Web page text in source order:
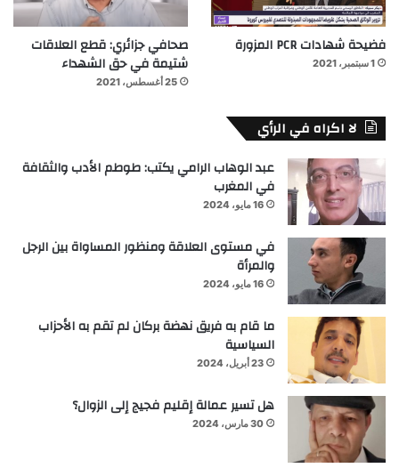
فضيحة شهادات PCR المزورة
1 سبتمبر، 2021
صحافي جزائري: قطع العلاقات
شتيمة في حق الشهداء
25 أغسطس، 2021
لا اكراه في الرأي
عبد الوهاب الرامي يكتب: طوطم الأدب والثقافة
في المغرب
16 مايو، 2024
في مستوى العلاقة ومنظور المساواة بين الرجل
والمرأة
16 مايو، 2024
ما قام به فريق نهضة بركان لم تقم به الأحزاب
السياسية
23 أبريل، 2024
هل تسير عمالة إقليم فجيج إلى الزوال؟
30 مارس، 2024